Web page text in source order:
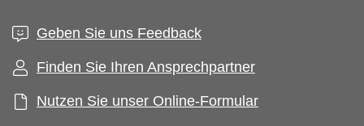
Geben Sie uns Feedback
Finden Sie Ihren Ansprechpartner
Nutzen Sie unser Online-Formular